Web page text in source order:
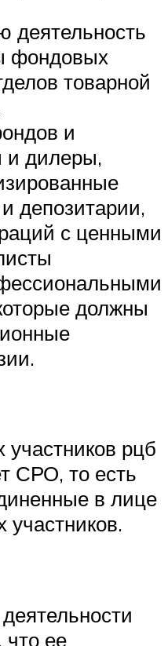
деятельность
фондовых
товарной
и
и дилеры,
депозитарии,
с ценными
должны
рцб
СРО, то есть
в лице
что ее